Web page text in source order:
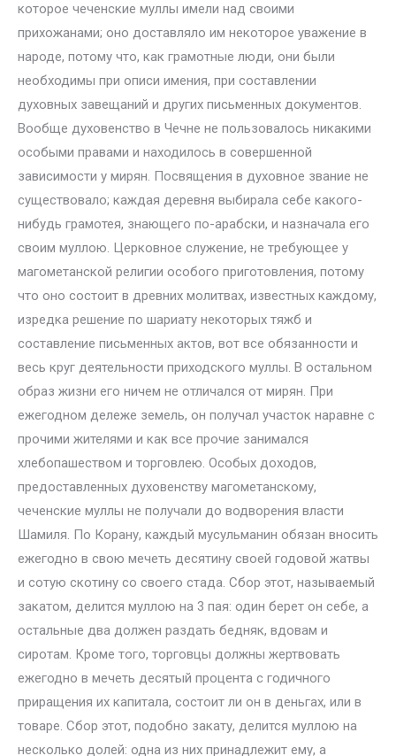
которое чеченские муллы имели над своими
прихожанами; оно доставляло им некоторое уважение в
народе, потому что, как грамотные люди, они были
необходимы при описи имения, при составлении
духовных завещаний и других письменных документов.
Вообще духовенство в Чечне не пользовалось никакими
особыми правами и находилось в совершенной
зависимости у мирян. Посвящения в духовное звание не
существовало; каждая деревня выбирала себе какого-
нибудь грамотея, знающего по-арабски, и назначала его
своим муллою. Церковное служение, не требующее у
магометанской религии особого приготовления, потому
что оно состоит в древних молитвах, известных каждому,
изредка решение по шариату некоторых тяжб и
составление письменных актов, вот все обязанности и
весь круг деятельности приходского муллы. В остальном
образ жизни его ничем не отличался от мирян. При
ежегодном дележе земель, он получал участок наравне с
прочими жителями и как все прочие занимался
хлебопашеством и торговлею. Особых доходов,
предоставленных духовенству магометанскому,
чеченские муллы не получали до водворения власти
Шамиля. По Корану, каждый мусульманин обязан вносить
ежегодно в свою мечеть десятину своей годовой жатвы
и сотую скотину со своего стада. Сбор этот, называемый
закатом, делится муллою на 3 пая: один берет он себе, а
остальные два должен раздать бедняк, вдовам и
сиротам. Кроме того, торговцы должны жертвовать
ежегодно в мечеть десятый процента с годичного
приращения их капитала, состоит ли он в деньгах, или в
товаре. Сбор этот, подобно закату, делится муллою на
несколько долей: одна из них принадлежит ему, а